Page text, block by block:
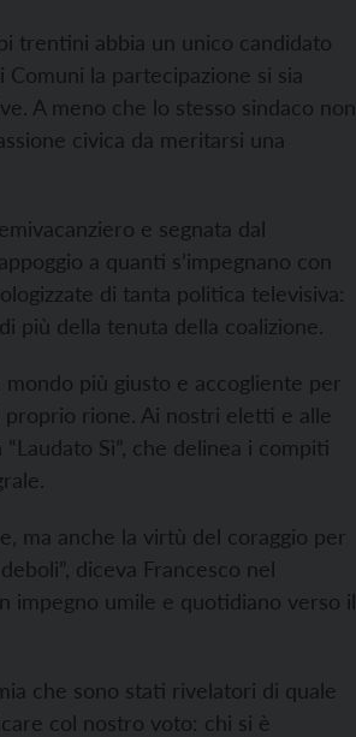
trentini abbia un unico candidato
la partecipazione si sia
A meno che lo stesso sindaco non
civica da meritarsi una
e segnata dal
a quanti s’impegnano con
di tanta politica televisiva:
più della tenuta della coalizione.
più giusto e accogliente per
rione. Ai nostri eletti e alle
Sì”, che delinea i compiti
ma anche la virtù del coraggio per
diceva Francesco nel
impegno umile e quotidiano verso il
che sono stati rivelatori di quale
col nostro voto: chi si è